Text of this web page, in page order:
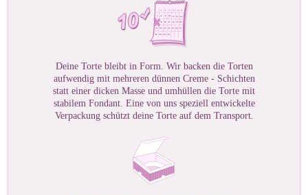
Deine Torte bleibt in Form. Wir backen die Torten
aufwendig mit mehreren dünnen Creme - Schichten
statt einer dicken Masse und umhüllen die Torte mit
stabilem Fondant. Eine von uns speziell entwickelte
Verpackung schützt deine Torte auf dem Transport.